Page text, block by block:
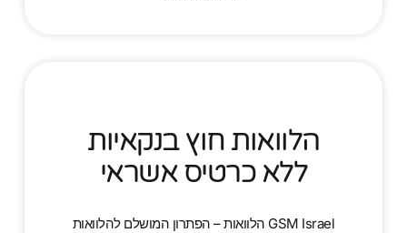
הלוואות חוץ בנקאיות
ללא כרטיס אשראי
GSM Israel הלוואות – הפתרון המושלם להלוואות